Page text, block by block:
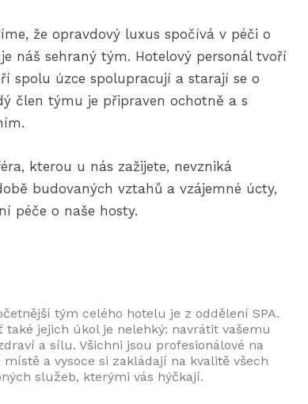
že opravdový luxus spočívá v péči o
náš sehraný tým. Hotelový personál tvoří
spolu úzce spolupracují a starají se o
člen týmu je připraven ochotně a s
kterou u nás zažijete, nevzniká
budovaných vztahů a vzájemné úcty,
péče o naše hosty.
tým celého hotelu je z oddělení SPA.
také jejich úkol je nelehký: navrátit vašemu
a sílu. Všichni jsou profesionálové na
místě a vysoce si zakládají na kvalitě všech
služeb, kterými vás hýčkají.